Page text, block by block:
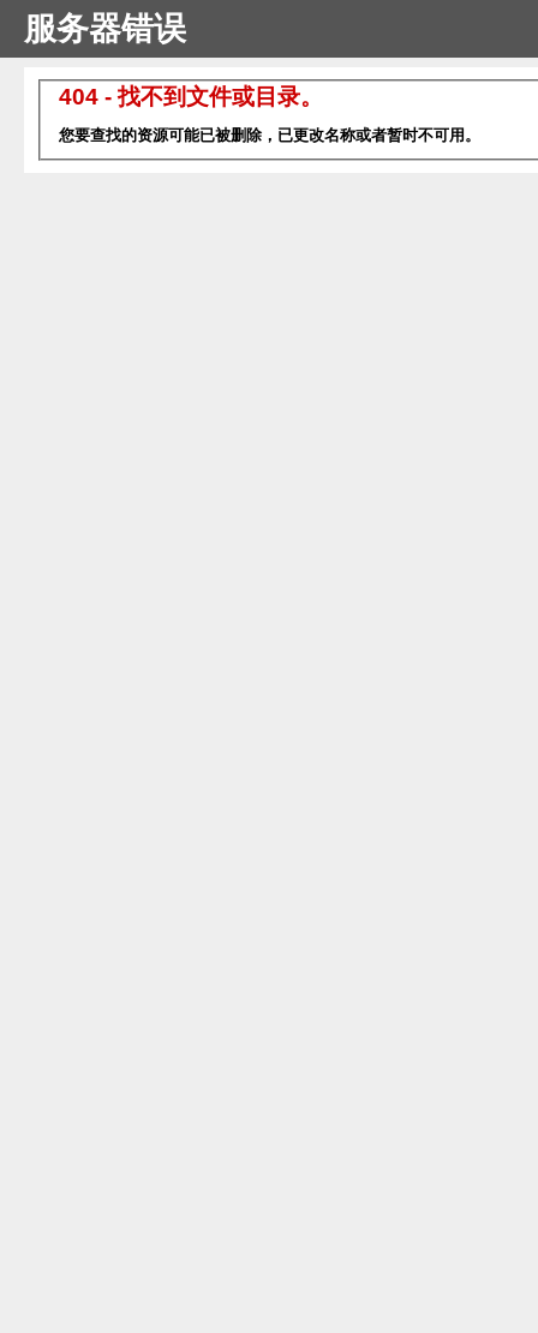
服务器错误
404 - 找不到文件或目录。
您要查找的资源可能已被删除，已更改名称或者暂时不可用。